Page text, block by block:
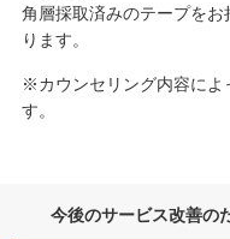
角層採取済みのテープを
ります。
※カウンセリング内容によ
す。
今後のサービス改善の